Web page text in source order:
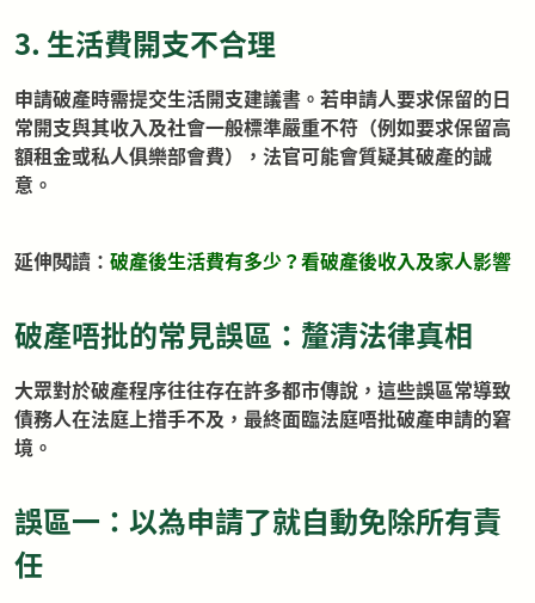
3. 生活費開支不合理
申請破產時需提交生活開支建議書。若申請人要求保留的日
常開支與其收入及社會一般標準嚴重不符（例如要求保留高
額租金或私人俱樂部會費），法官可能會質疑其破產的誠
意。
延伸閲讀： 破產後生活費有多少？看破產後收入及家人影響
破產唔批的常見誤區：釐清法律真相
大眾對於破產程序往往存在許多都市傳說，這些誤區常導致
債務人在法庭上措手不及，最終面臨法庭唔批破產申請的窘
境。
誤區一：以為申請了就自動免除所有責
任